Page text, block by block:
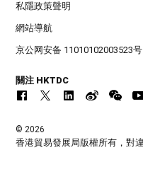
私隱政策聲明
網站導航
京公网安备 11010102003523号
關注 HKTDC
© 2026
香港貿易發展局版權所有，對